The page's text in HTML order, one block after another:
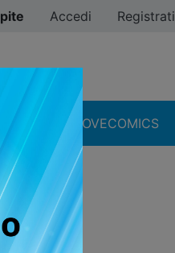
Accedi Registrati
#ILOVECOMICS